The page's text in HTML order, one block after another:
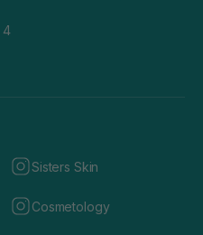
4
Sisters Skin
Cosmetology